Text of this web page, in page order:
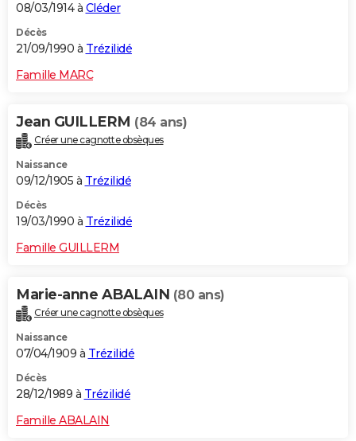
08/03/1914 à Cléder
Décès
21/09/1990 à Trézilidé
Famille MARC
Jean GUILLERM (84 ans)
Créer une cagnotte obsèques
Naissance
09/12/1905 à Trézilidé
Décès
19/03/1990 à Trézilidé
Famille GUILLERM
Marie-anne ABALAIN (80 ans)
Créer une cagnotte obsèques
Naissance
07/04/1909 à Trézilidé
Décès
28/12/1989 à Trézilidé
Famille ABALAIN